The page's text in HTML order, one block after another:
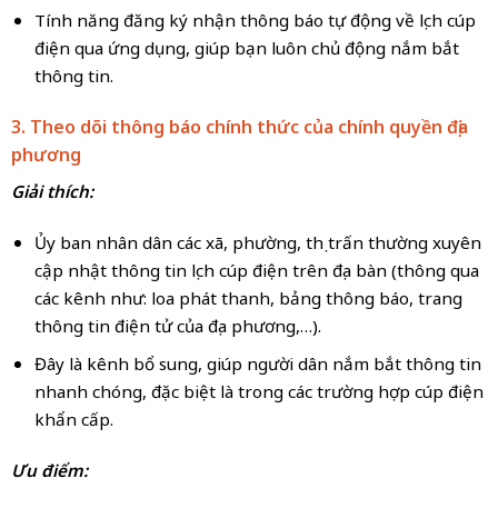
Tính năng đăng ký nhận thông báo tự động về lịch cúp
điện qua ứng dụng, giúp bạn luôn chủ động nắm bắt
thông tin.
3. Theo dõi thông báo chính thức của chính quyền địa
phương
Giải thích:
Ủy ban nhân dân các xã, phường, thị trấn thường xuyên
cập nhật thông tin lịch cúp điện trên địa bàn (thông qua
các kênh như: loa phát thanh, bảng thông báo, trang
thông tin điện tử của địa phương,…).
Đây là kênh bổ sung, giúp người dân nắm bắt thông tin
nhanh chóng, đặc biệt là trong các trường hợp cúp điện
khẩn cấp.
Ưu điểm: